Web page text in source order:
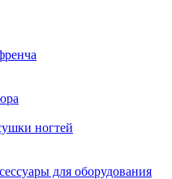
ногтей
для оборудования